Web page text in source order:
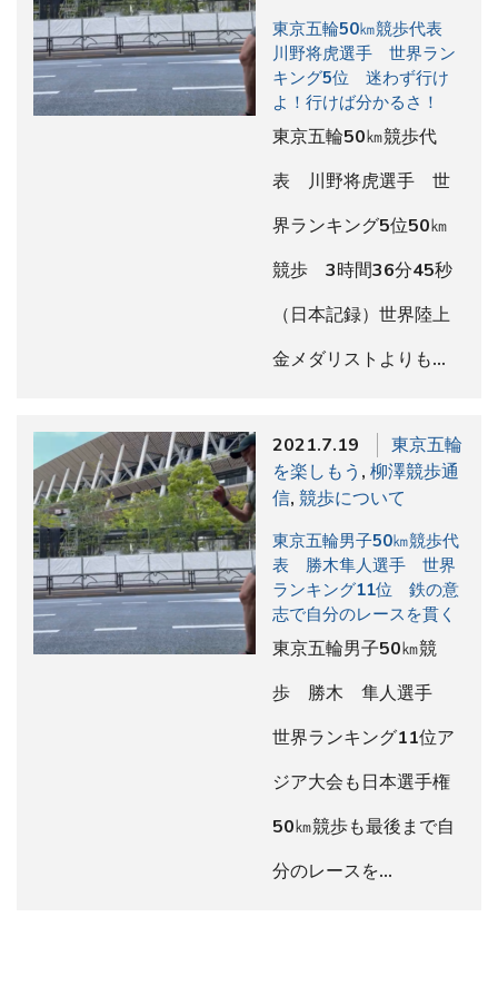
東京五輪50㎞競歩代表
川野将虎選手 世界ラン
キング5位 迷わず行け
よ！行けば分かるさ！
東京五輪50㎞競歩代
表 川野将虎選手 世
界ランキング5位50㎞
競歩 3時間36分45秒
（日本記録）世界陸上
金メダリストよりも…
2021.7.19
東京五輪
を楽しもう , 柳澤競歩通
信, 競歩について
東京五輪男子50㎞競歩代
表 勝木隼人選手 世界
ランキング11位 鉄の意
志で自分のレースを貫く
東京五輪男子50㎞競
歩 勝木 隼人選手
世界ランキング11位ア
ジア大会も日本選手権
50㎞競歩も最後まで自
分のレースを…